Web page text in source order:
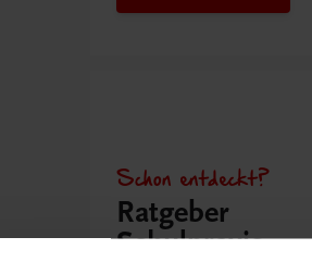
Schon entdeckt?
Ratgeber
Schulpraxis